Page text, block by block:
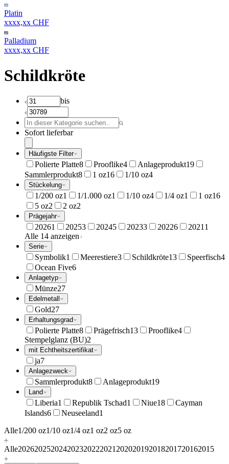
Platin
xxxx,xx CHF
Palladium
xxxx,xx CHF
Schildkröte
bis
Sofort lieferbar
Häufigste Filter
Polierte Platte8 Prooflike4 Anlageprodukt19
Sammlerprodukt8 1 oz16 1/10 oz4
Stückelung
1/200 oz1 1/1.000 oz1 1/10 oz4 1/4 oz1 1 oz16
5 oz2 2 oz2
Prägejahr
20261 20253 20245 20233 20226 2021 1
Alle 14 anzeigen
Serie
Symbolik1 Meerestiere3 Schildkröte13 Speerfisch4
Ocean Five6
Anlagetyp
Münze27
Edelmetall
Gold27
Erhaltungsgrad
Polierte Platte8 Prägefrisch13 Prooflike4
Stempelglanz (BU)2
mit Echtheitszertifikat
ja7
Anlagezweck
Sammlerprodukt8 Anlageprodukt19
Land
Liberia1 Republik Tschad1 Niue18
Cayman
Islands6 Neuseeland1
Alle1/200 oz1/10 oz1/4 oz1 oz2 oz5 oz
Alle202620252024202320222021 202020192018201720162015